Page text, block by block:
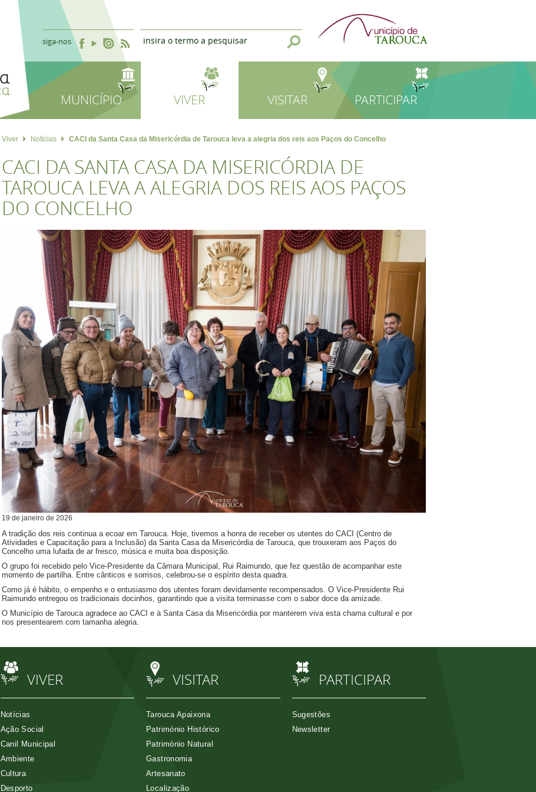
siga-nos
MUNICÍPIO VIVER VISITAR PARTICIPAR
Viver Notícias CACI da Santa Casa da Misericórdia de Tarouca leva a alegria dos reis aos Paços do Concelho
CACI DA SANTA CASA DA MISERICÓRDIA DE
TAROUCA LEVA A ALEGRIA DOS REIS AOS PAÇOS
DO CONCELHO
19 de janeiro de 2026
A tradição dos reis continua a ecoar em Tarouca. Hoje, tivemos a honra de receber os utentes do CACI (Centro de
Atividades e Capacitação para a Inclusão) da Santa Casa da Misericórdia de Tarouca, que trouxeram aos Paços do
Concelho uma lufada de ar fresco, música e muita boa disposição.
O grupo foi recebido pelo Vice-Presidente da Câmara Municipal, Rui Raimundo, que fez questão de acompanhar este
momento de partilha. Entre cânticos e sorrisos, celebrou-se o espírito desta quadra.
Como já é hábito, o empenho e o entusiasmo dos utentes foram devidamente recompensados. O Vice-Presidente Rui
Raimundo entregou os tradicionais docinhos, garantindo que a visita terminasse com o sabor doce da amizade.
O Município de Tarouca agradece ao CACI e à Santa Casa da Misericórdia por manterem viva esta chama cultural e por
nos presentearem com tamanha alegria.
VIVER
Notícias
Ação Social
Canil Municipal
Ambiente
Cultura
Desporto
VISITAR
Tarouca Apaixona
Património Histórico
Património Natural
Gastronomia
Artesanato
Localização
PARTICIPAR
Sugestões
Newsletter